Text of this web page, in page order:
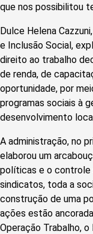
que nos possibilitou
Dulce Helena
e Inclusão Social,
direito ao trabalho
de renda, de
oportunidade, por
programas sociais à
desenvolvimento
A administração, no
elaborou um
políticas e o controle
sindicatos, toda a
construção de uma
ações estão
Operação Trabalho,